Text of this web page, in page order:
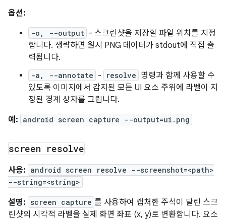
옵션:
-o, --output - 스크린샷을 저장할 파일 위치를 지정
합니다. 생략하면 원시 PNG 데이터가 stdout에 직접 출
력됩니다.
-a, --annotate - resolve 명령과 함께 사용할 수
있도록 이미지에서 감지된 모든 UI 요소 주위에 라벨이 지
정된 경계 상자를 그립니다.
예: android screen capture --output=ui.png
screen resolve
사용: android screen resolve --screenshot=<path>
--string=<string>
설명: screen capture 를 사용하여 캡처한 주석이 달린 스크
린샷의 시각적 라벨을 실제 화면 좌표 (x, y)로 변환합니다. 요소